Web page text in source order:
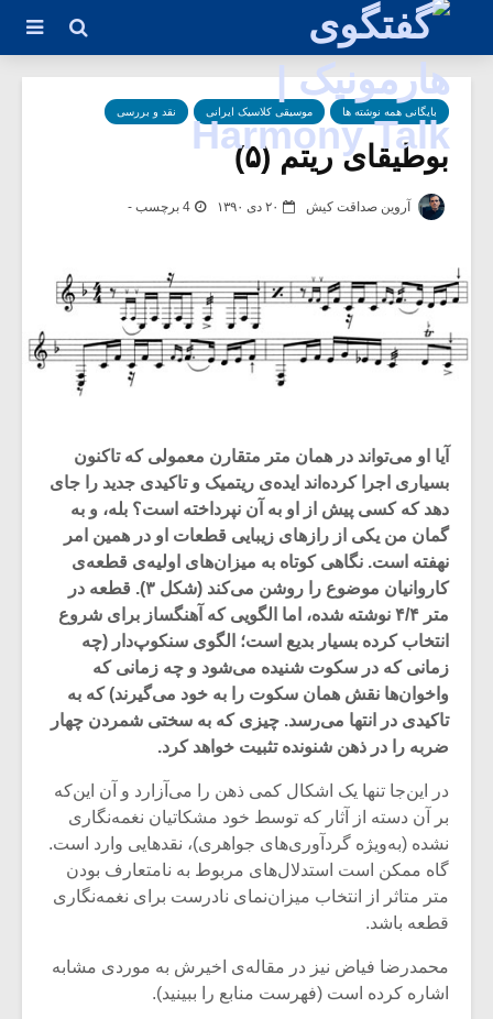
بایگانی همه نوشته ها موسیقی کلاسیک ایرانی نقد و بررسی
بوطیقای ریتم (۵)
آروین صداقت کیش ۲۰ دی ۱۳۹۰ 4 برچسب -
آیا او می‌تواند در همان متر متقارن معمولی که تاکنون
بسیاری اجرا کرده‌اند ایده‌ی ریتمیک و تاکیدی جدید را جای
دهد که کسی پیش از او به آن نپرداخته است؟ بله، و به
گمان من یکی از رازهای زیبایی قطعات او در همین امر
نهفته است. نگاهی کوتاه به میزان‌های اولیه‌ی قطعه‌ی
کاروانیان موضوع را روشن می‌کند (شکل ۳). قطعه در
متر ۴/۴ نوشته شده، اما الگویی که آهنگساز برای شروع
انتخاب کرده بسیار بدیع است؛ الگوی سنکوپ‌دار (چه
زمانی که در سکوت شنیده می‌شود و چه زمانی که
واخوان‌ها نقش همان سکوت را به خود می‌گیرند) که به
تاکیدی در انتها می‌رسد. چیزی که به سختی شمردن چهار
ضربه را در ذهن شنونده تثبیت خواهد کرد.
در این‌جا تنها یک اشکال کمی ذهن را می‌آزارد و آن این‌که
بر آن دسته از آثار که توسط خود مشکاتیان نغمه‌نگاری
نشده (به‌ویژه گردآوری‌های جواهری)، نقدهایی وارد است.
گاه ممکن است استدلال‌های مربوط به نامتعارف بودن
متر متاثر از انتخاب میزان‌نمای نادرست برای نغمه‌نگاری
قطعه باشد.
محمدرضا فیاض نیز در مقاله‌ی اخیرش به موردی مشابه
اشاره کرده است (فهرست منابع را ببینید).